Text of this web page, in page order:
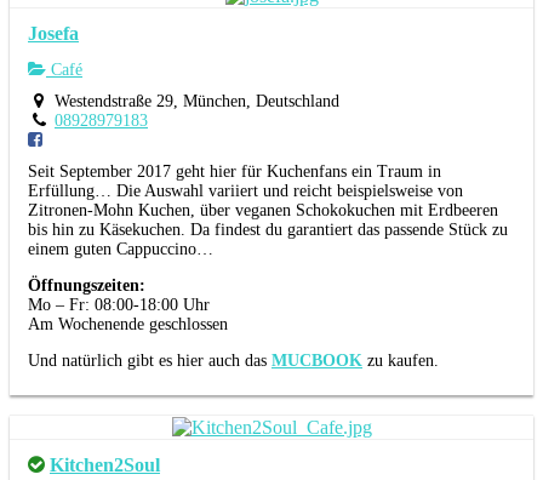
Josefa
Café
Westendstraße 29, München, Deutschland
08928979183
Seit September 2017 geht hier für Kuchenfans ein Traum in
Erfüllung… Die Auswahl variiert und reicht beispielsweise von
Zitronen-Mohn Kuchen, über veganen Schokokuchen mit Erdbeeren
bis hin zu Käsekuchen. Da findest du garantiert das passende Stück zu
einem guten Cappuccino…
Öffnungszeiten:
Mo – Fr: 08:00-18:00 Uhr
Am Wochenende geschlossen
Und natürlich gibt es hier auch das MUCBOOK zu kaufen.
Kitchen2Soul